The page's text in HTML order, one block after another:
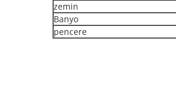
zemin
Banyo
pencere